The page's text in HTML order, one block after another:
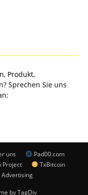
Produkt,
Sprechen Sie uns
uns
Pad00.com
Project
TxBitcoin
Advertising
by TagDiv